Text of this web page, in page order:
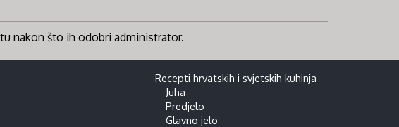
nakon što ih odobri administrator.
Recepti hrvatskih i svjetskih kuhinja
Juha
Predjelo
Glavno jelo